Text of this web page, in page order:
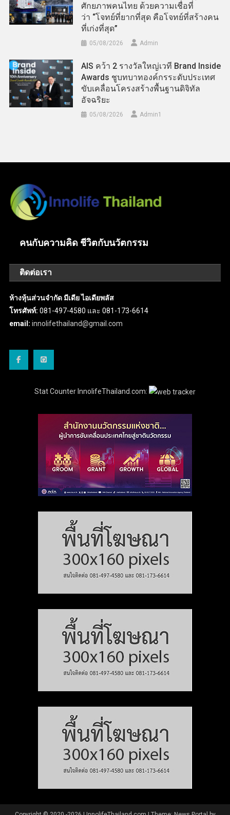
ศักยภาพคนไทย ด้วยความเชื่อที่
ว่า “โจทย์ที่ยากที่สุด คือโจทย์ที่สร้างคน
ที่เก่งที่สุด”
05/08/2026 Admin
AIS คว้า 2 รางวัลใหญ่เวที Brand Inside
Awards ชูบทบาทองค์กรระดับประเทศ
ขับเคลื่อนโครงสร้างพื้นฐานดิจิทัล
อัจฉริยะ
05/08/2026 Admin​1
คนกับความคิด ชีวิตกับนวัตกรรม
ติดต่อเรา
ห้างหุ้นส่วนจำกัด มีเดีย ไอเดียพลัส
โทรศัพท์: 081-497-4580 และ 081-173-6614
email: innolifethailand@gmail.com
Stat Counter InnolifeThailand.com: